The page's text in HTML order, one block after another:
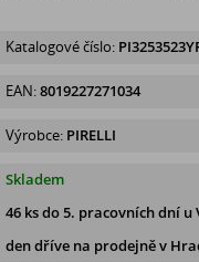
Katalogové číslo:
EAN:8019227271034
Výrobce: PIRELLI
Skladem
46 ksdo 5. pracovních dní u
den dříve na prodejněv